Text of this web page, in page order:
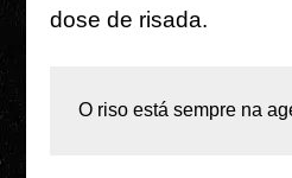
dose de risada.
O riso está sempre na